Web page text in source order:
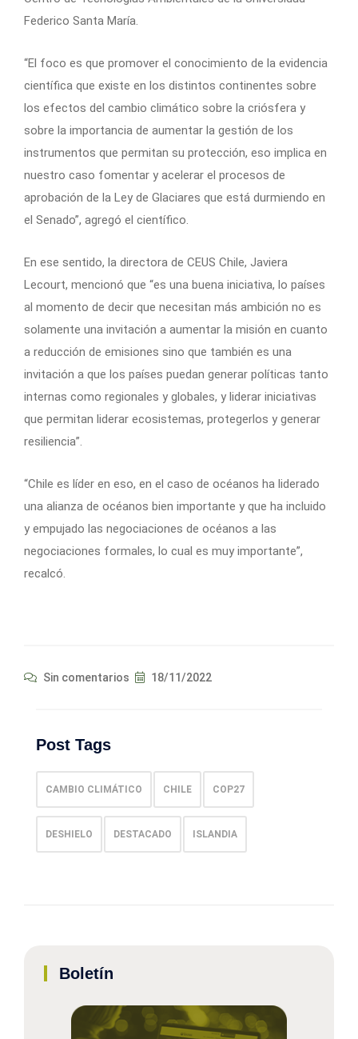
Federico Santa María.
“El foco es que promover el conocimiento de la evidencia
científica que existe en los distintos continentes sobre
los efectos del cambio climático sobre la criósfera y
sobre la importancia de aumentar la gestión de los
instrumentos que permitan su protección, eso implica en
nuestro caso fomentar y acelerar el procesos de
aprobación de la Ley de Glaciares que está durmiendo en
el Senado”, agregó el científico.
En ese sentido, la directora de CEUS Chile, Javiera
Lecourt, mencionó que “es una buena iniciativa, lo países
al momento de decir que necesitan más ambición no es
solamente una invitación a aumentar la misión en cuanto
a reducción de emisiones sino que también es una
invitación a que los países puedan generar políticas tanto
internas como regionales y globales, y liderar iniciativas
que permitan liderar ecosistemas, protegerlos y generar
resiliencia”.
“Chile es líder en eso, en el caso de océanos ha liderado
una alianza de océanos bien importante y que ha incluido
y empujado las negociaciones de océanos a las
negociaciones formales, lo cual es muy importante”,
recalcó.
Sin comentarios 18/11/2022
Post Tags
CAMBIO CLIMÁTICO CHILE COP27
DESHIELO DESTACADO ISLANDIA
Boletín